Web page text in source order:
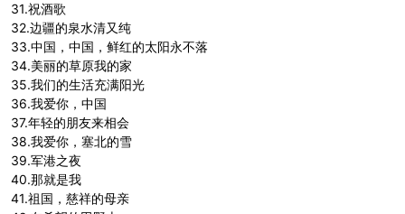
31.祝酒歌
32.边疆的泉水清又纯
33.中国，中国，鲜红的太阳永不落
34.美丽的草原我的家
35.我们的生活充满阳光
36.我爱你，中国
37.年轻的朋友来相会
38.我爱你，塞北的雪
39.军港之夜
40.那就是我
41.祖国，慈祥的母亲